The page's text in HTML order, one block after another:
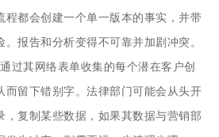
程都会创建一个单一版本的事实，并带
报告和分析变得不可靠并加剧冲突。
其网络表单收集的每个潜在客户创
而留下错别字。法律部门可能会从头开
，复制某些数据，如果其数据与营销部